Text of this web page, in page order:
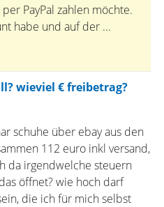
PayPal zahlen möchte.
habe und auf der ...
wieviel € freibetrag?
schuhe über ebay aus den
112 euro inkl versand,
da irgendwelche steuern
öffnet? wie hoch darf
die ich für mich selbst